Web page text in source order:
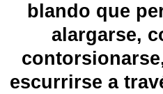
blando que
alargarse,
escurrirse a